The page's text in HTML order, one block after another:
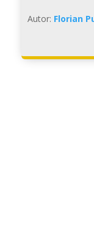
Autor: Florian